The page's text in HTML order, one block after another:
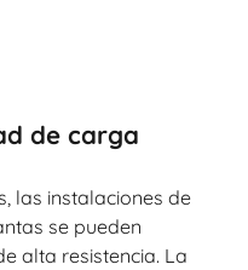
de carga
las instalaciones de
se pueden
alta resistencia. La